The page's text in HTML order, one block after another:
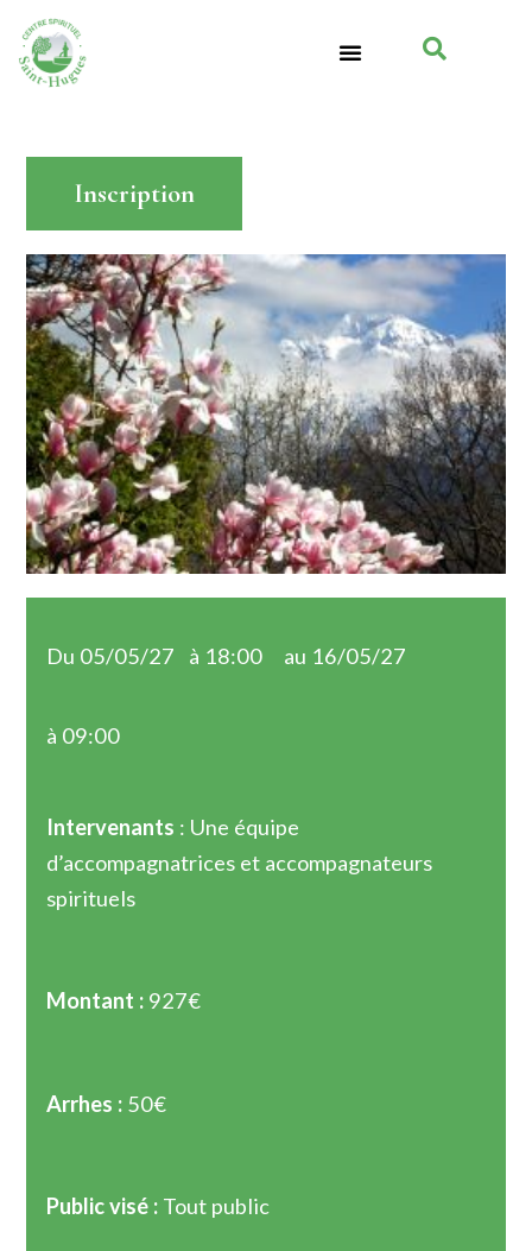
Inscription
Du 05/05/27 à 18:00 au 16/05/27
à 09:00
Intervenants : Une équipe
d’accompagnatrices et accompagnateurs
spirituels
Montant : 927€
Arrhes : 50€
Public visé : Tout public